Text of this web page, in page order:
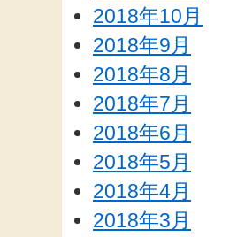
2018年10月
2018年9月
2018年8月
2018年7月
2018年6月
2018年5月
2018年4月
2018年3月